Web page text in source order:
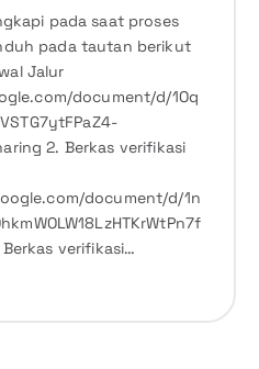
pada saat proses
pada tautan berikut
Jalur
document/d/1Oq
2. Berkas verifikasi
document/d/1n
verifikasi…